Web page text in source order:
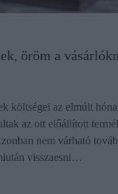
öröm a
költségei az elmúlt
az ott előállított
nem várható
visszaesni…